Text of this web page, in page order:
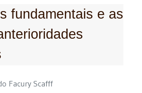
fundamentais e as
Facury Scafff